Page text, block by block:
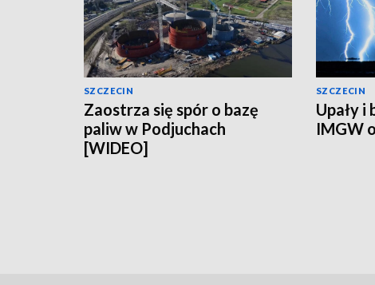
SZCZECIN
Zaostrza się spór o bazę
paliw w Podjuchach
[WIDEO]
SZCZECIN
Upały i
IMGW